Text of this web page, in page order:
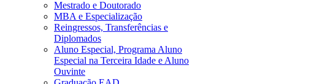
Mestrado e Doutorado
MBA e Especialização
Reingressos, Transferências e
Diplomados
Aluno Especial, Programa Aluno
Especial na Terceira Idade e Aluno
Ouvinte